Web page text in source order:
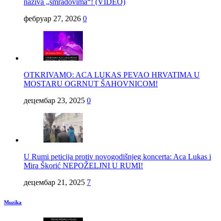
naziva „smradovima“! (VIDEO)
фебруар 27, 2026 0
OTKRIVAMO: ACA LUKAS PEVAO HRVATIMA U
MOSTARU OGRNUT ŠAHOVNICOM!
децембар 23, 2025 0
U Rumi peticija protiv novogodišnjeg koncerta: Aca Lukas i
Mira Škorić NEPOŽELJNI U RUMI!
децембар 21, 2025 7
Muzika